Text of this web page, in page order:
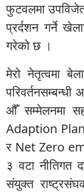
फुटवलमा
प्रर्दशन गर्ने
गरेको छ ।
मेरो नेतृत्वमा
परिवर्तनसम्बन्धी
औँ सम्मेलनमा
Adaption Plan”
र Net Zero
३ वटा नीतिगत
संयुक्त